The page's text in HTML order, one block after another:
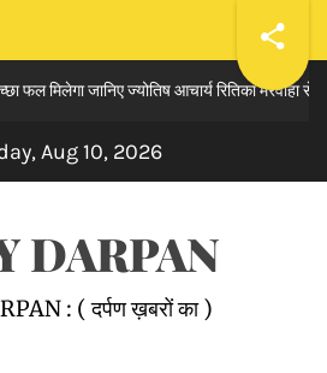
जानिए ज्योतिष आचार्य रितिका मरवाहा से
Aug 10, 2026
DARPAN
: ( दर्पण ख़बरों का )